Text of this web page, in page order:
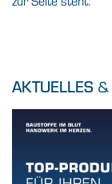
AKTUELLES &